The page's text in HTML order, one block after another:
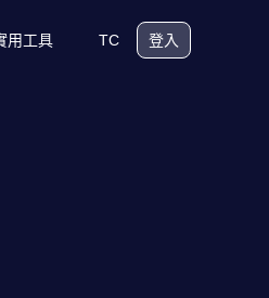
用工具 TC 登入